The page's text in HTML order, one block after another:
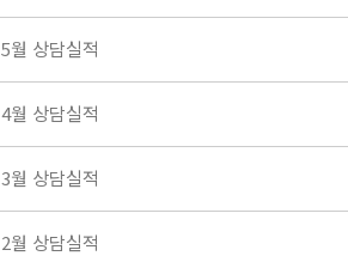
5월 상담실적
4월 상담실적
3월 상담실적
2월 상담실적